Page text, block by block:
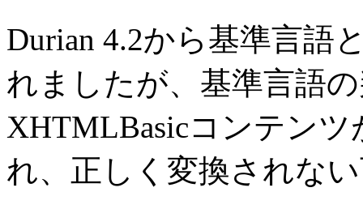
Durian 4.2から基準言語
れましたが、基準言語
XHTMLBasicコンテン
れ、正しく変換されな